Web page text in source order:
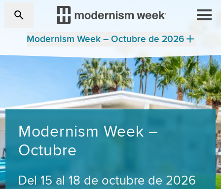
Modernism Week – Octubre de 2026
Modernism Week –
Octubre
Del 15 al 18 de octubre de 2026